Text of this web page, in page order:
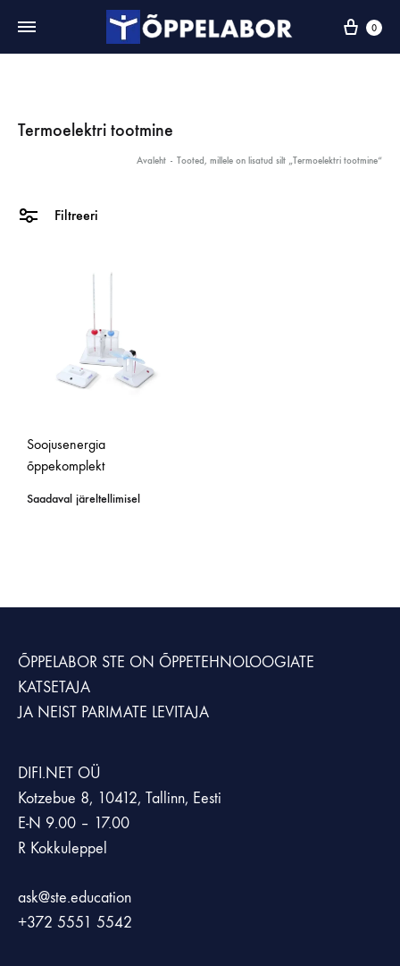
0
Termoelektri tootmine
Avaleht - Tooted, millele on lisatud silt „Termoelektri tootmine“
Filtreeri
Soojusenergia
õppekomplekt
Saadaval järeltellimisel
ÕPPELABOR STE ON ÕPPETEHNOLOOGIATE
KATSETAJA
JA NEIST PARIMATE LEVITAJA
DIFI.NET OÜ
Kotzebue 8, 10412, Tallinn, Eesti
E-N 9.00 – 17.00
R Kokkuleppel
ask@ste.education
+372 5551 5542